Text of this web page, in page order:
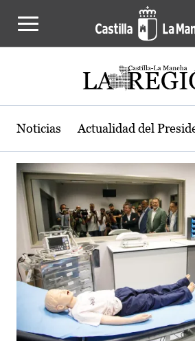
Actualidad de la
Noticias Actualidad del